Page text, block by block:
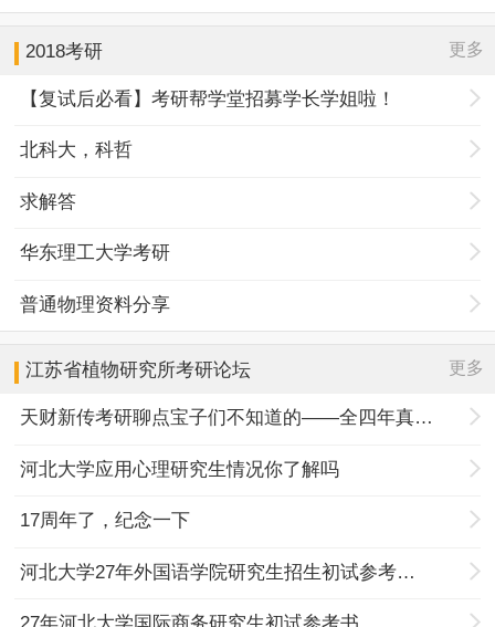
2018考研 更多
【复试后必看】考研帮学堂招募学长学姐啦！
北科大，科哲
求解答
华东理工大学考研
普通物理资料分享
江苏省植物研究所考研论坛 更多
天财新传考研聊点宝子们不知道的——全四年真题规律+择校优势
河北大学应用心理研究生情况你了解吗
17周年了，纪念一下
河北大学27年外国语学院研究生招生初试参考书目调整